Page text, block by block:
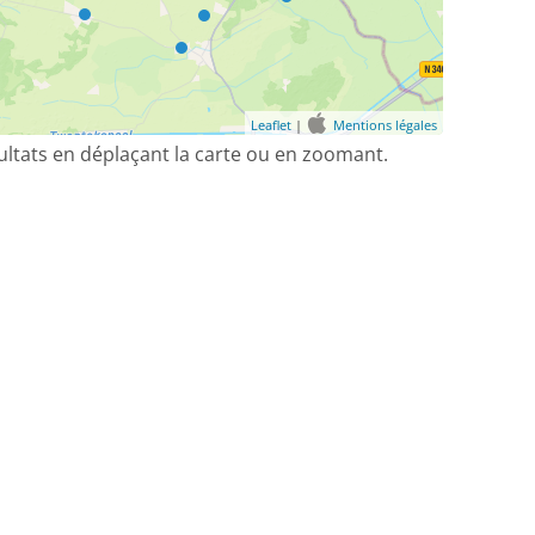
Leaflet | Mentions légales
en déplaçant la carte ou en zoomant.